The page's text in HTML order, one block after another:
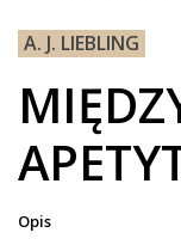
A. J. LIEBLING
Opis